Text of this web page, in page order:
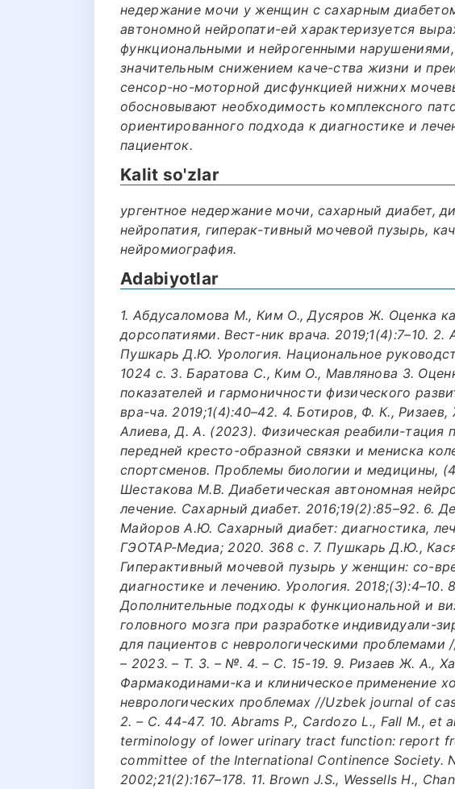
недержание мочи у женщин с сахарным
автономной нейропати-ей характеризуется
функциональными и нейрогенными
значительным снижением каче-ства жизни и
сенсор-но-моторной дисфункцией нижних
обосновывают необходимость комплексного
ориентированного подхода к диагностике и
пациенток.
Kalit so'zlar
ургентное недержание мочи, сахарный диабет,
нейропатия, гиперак-тивный мочевой пузырь,
нейромиография.
Adabiyotlar
1. Абдусаломова М., Ким О., Дусяров Ж. Оценка
дорсопатиями. Вест-ник врача. 2019;1(4):7–10.
Пушкарь Д.Ю. Урология. Национальное
1024 с. 3. Баратова С., Ким О., Мавлянова З.
показателей и гармоничности физического
вра-ча. 2019;1(4):40–42. 4. Ботиров, Ф. К.,
Алиева, Д. А. (2023). Физическая реабили-тация
передней кресто-образной связки и мениска
спортсменов. Проблемы биологии и медицины,
Шестакова М.В. Диабетическая автономная
лечение. Сахарный диабет. 2016;19(2):85–92. 6.
Майоров А.Ю. Сахарный диабет: диагностика,
ГЭОТАР-Медиа; 2020. 368 с. 7. Пушкарь Д.Ю.,
Гиперактивный мочевой пузырь у женщин: со-
диагностике и лечению. Урология. 2018;(3):4–10.
Дополнительные подходы к функциональной и
головного мозга при разработке индивидуали-
для пациентов с неврологическими
– 2023. – Т. 3. – №. 4. – С. 15-19. 9. Ризаев Ж. А.,
Фармакодинами-ка и клиническое применение
неврологических проблемах //Uzbek journal of
2. – С. 44-47. 10. Abrams P., Cardozo L., Fall M., et
terminology of lower urinary tract function: report
committee of the International Continence Society.
2002;21(2):167–178. 11. Brown J.S., Wessells H.,